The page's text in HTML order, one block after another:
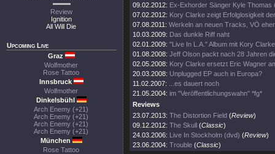
Review
Ignition
All Will Die
Upcoming Live
Graz
Wolfmother
Rose Tattoo
Innsbruck
Wolfmother
Dinkelsbühl
Arch Enemy (+21)
Arch Enemy (+21)
Arch Enemy (+21)
Arch Enemy (+21)
München
Rose Tattoo
09.02.2012: Ex-Exhorder Sänger Kyle Thomas
07.02.2012: Kory Clarke zeigt Erfolglosigkeit
07.08.2011: Werkeln an neuen Tracks, VÖ
10.03.2009: Das dunkle Riff naht
02.01.2009: "Live In L.A." Album mit Kory
01.08.2008: Jeff Olson packt nach 28 Jahren
02.05.2008: Kory Clarke ersetzt Eric Wagner
20.03.2008: Unplugged EP auch in Europa?
11.02.2007:
...es dauert noch
21.05.2004: im "Veröffentlichungswahn" *fg*
Reviews
23.07.2013: The Distortion Field (Review)
09.12.2012: The Skull (Classic)
24.03.2006: Live In Stockholm (dvd) (Review)
23.06.2004: Trouble (Classic)